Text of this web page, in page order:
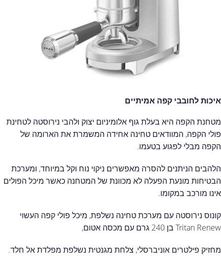
איכות לחובבי קפה אמיתיים
מטחנת הקפה היא בעלת גוף אלומיניום יצוק ולהבי נירוסטה לטחינת
פולי הקפה, המוודאים טחינה אחידה המשמרת את הארומה של
הקפה מבלי לפגוע בטעמו.
הלהבים הניתנים להסרה מאפשרים ניקוי נוח וקל במיוחד, ומערכת
הבטיחות מונעת הפעלה לא מכוונת של המטחנה כאשר מיכל הפולים
אינו מורכב במקומו.
קונוס נירוסטה עם מערכת טחינה נשלפת, מיכל פולי קפה העשוי
Tritan Renew בן 240 גרם עם מכסה אטום,
מחזיק פילטרים אוניברסלי, צלחת מגנטית נשלפת מפלדת אל חלד.